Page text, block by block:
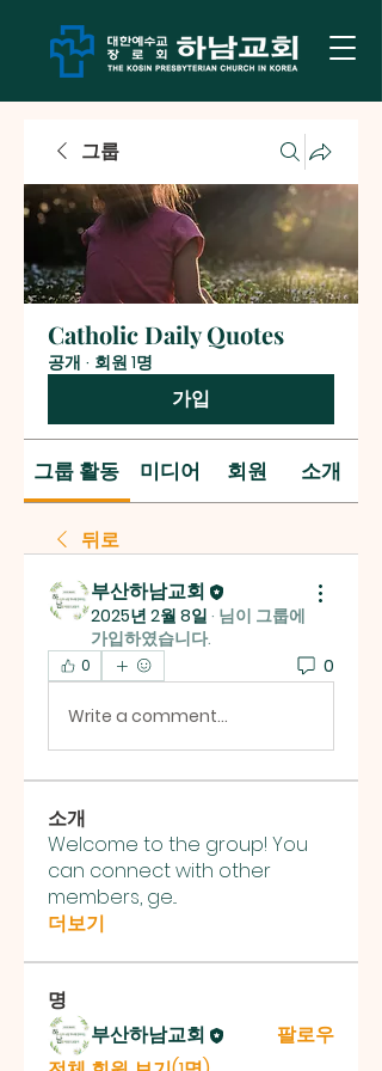
그룹
Catholic Daily Quotes
공개 · 회원 1명
가입
그룹 활동 미디어 회원 소개
뒤로
부산하남교회
2025년 2월 8일 · 님이 그룹에
가입하였습니다.
0 0
Write a comment...
소개
Welcome to the group! You
can connect with other
members, ge...
더보기
명
부산하남교회
팔로우